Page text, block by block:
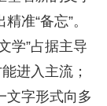
准“备忘”。
学”占据主导
进入主流；
文字形式向多